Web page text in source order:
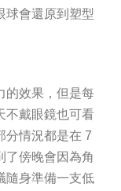
球會還原到塑型
的效果，但是每
不戴眼鏡也可看
分情況都是在 7
了傍晚會因為角
隨身準備一支低